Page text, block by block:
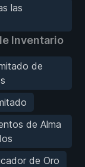
las
Inventario
de
de Alma
de Oro